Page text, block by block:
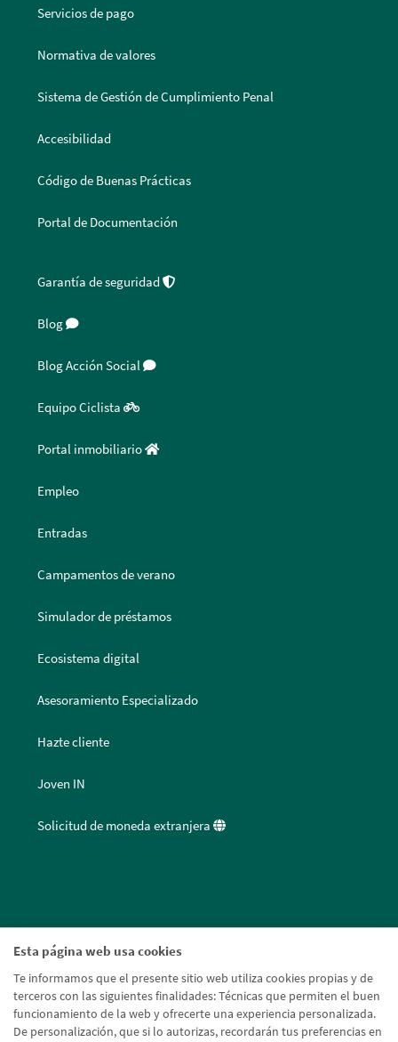
Esta página web usa cookies
Te informamos que el presente sitio web utiliza cookies propias y de
terceros con las siguientes finalidades: Técnicas que permiten el buen
funcionamiento de la web y ofrecerte una experiencia personalizada.
De personalización, que si lo autorizas, recordarán tus preferencias en
Servicios de pago
Normativa de valores
Sistema de Gestión de Cumplimiento Penal
Accesibilidad
Código de Buenas Prácticas
Portal de Documentación
Garantía de seguridad
Blog
Blog Acción Social
Equipo Ciclista
Portal inmobiliario
Empleo
Entradas
Campamentos de verano
Simulador de préstamos
Ecosistema digital
Asesoramiento Especializado
Hazte cliente
Joven IN
Solicitud de moneda extranjera